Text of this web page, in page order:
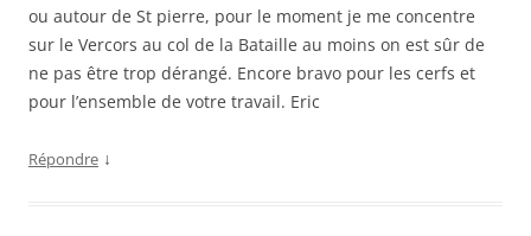
ou autour de St pierre, pour le moment je me concentre
sur le Vercors au col de la Bataille au moins on est sûr de
ne pas être trop dérangé. Encore bravo pour les cerfs et
pour l’ensemble de votre travail. Eric
Répondre ↓